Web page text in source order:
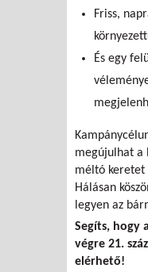
Friss,
És egy
megújulhat a
méltó keretet
Hálásan
legyen az
Segíts, hogy
végre 21.
elérhető!